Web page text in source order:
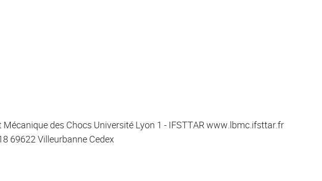
des Chocs Université Lyon 1 - IFSTTAR www.lbmc.ifsttar.fr
69622 Villeurbanne Cedex